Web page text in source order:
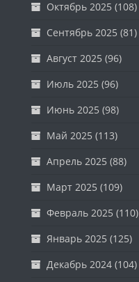
Октябрь 2025 (108)
Сентябрь 2025 (81)
Август 2025 (96)
Июль 2025 (96)
Июнь 2025 (98)
Май 2025 (113)
Апрель 2025 (88)
Март 2025 (109)
Февраль 2025 (110)
Январь 2025 (125)
Декабрь 2024(104)